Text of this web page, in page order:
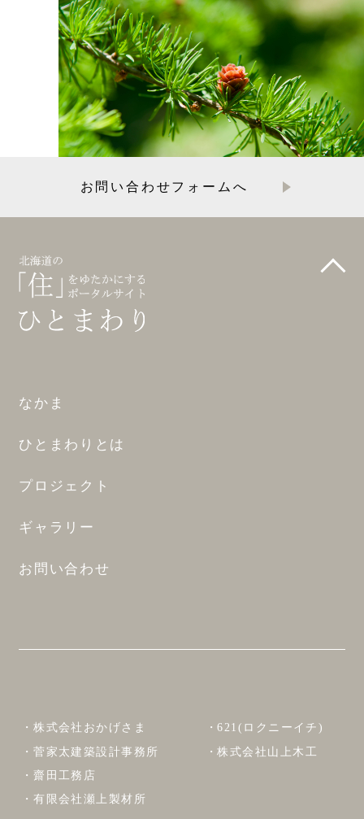
お問い合わせフォームへ
なかま
ひとまわりとは
プロジェクト
ギャラリー
お問い合わせ
株式会社おかげさま
菅家太建築設計事務所
齋田工務店
有限会社瀬上製材所
621(ロクニーイチ)
株式会社山上木工